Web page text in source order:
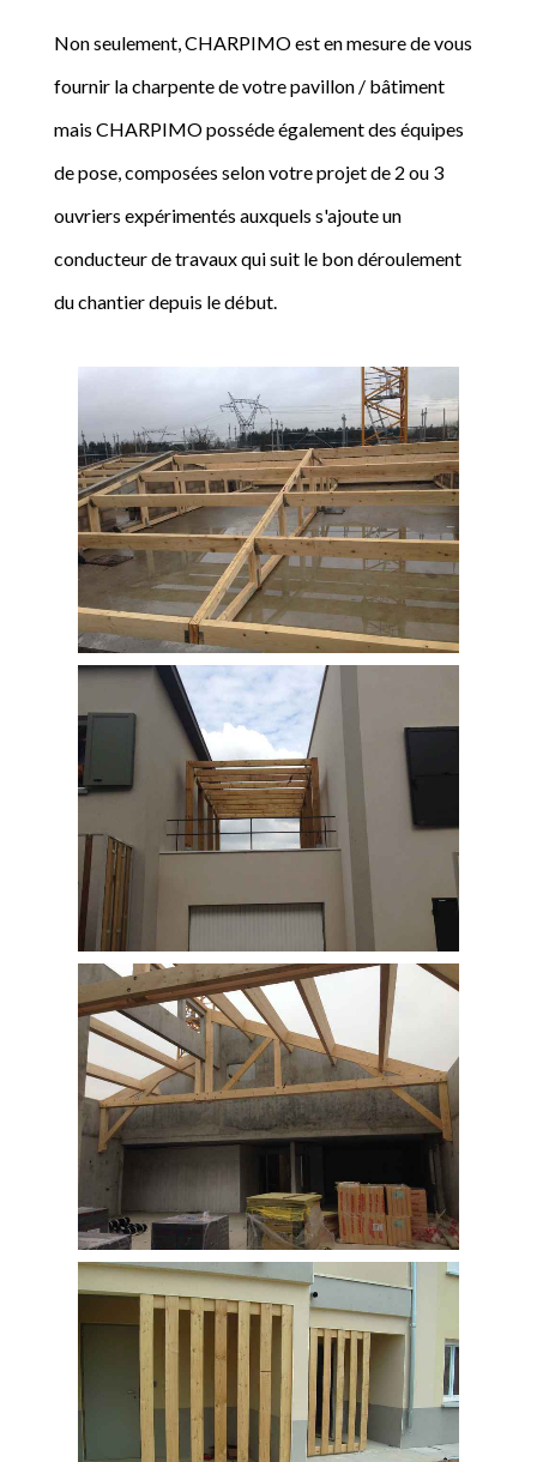
Non seulement, CHARPIMO est en mesure de vous
fournir la charpente de votre pavillon / bâtiment
mais CHARPIMO posséde également des équipes
de pose, composées selon votre projet de 2 ou 3
ouvriers expérimentés auxquels s'ajoute un
conducteur de travaux qui suit le bon déroulement
du chantier depuis le début.